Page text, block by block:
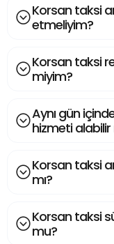
Korsan taksi
etmeliyim?
Korsan taksi
miyim?
Aynı gün
hizmeti
Korsan taksi
mı?
Korsan taksi
mu?